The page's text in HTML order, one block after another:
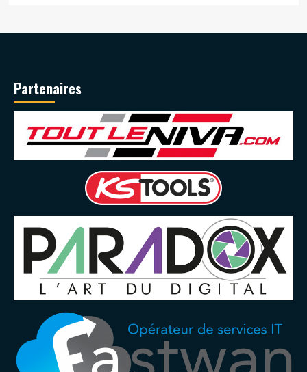
Partenaires